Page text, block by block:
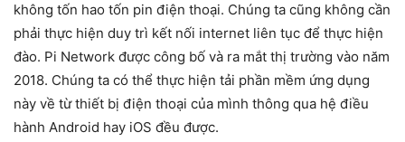
không tốn hao tốn pin điện thoại. Chúng ta cũng không cần
phải thực hiện duy trì kết nối internet liên tục để thực hiện
đào. Pi Network được công bố và ra mắt thị trường vào năm
2018. Chúng ta có thể thực hiện tải phần mềm ứng dụng
này về từ thiết bị điện thoại của mình thông qua hệ điều
hành Android hay iOS đều được.